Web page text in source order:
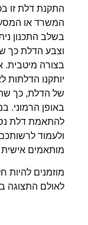
התקנת דלת זו בכל
המשרד או המסעדה
בשלב התכנון ניתן
וצבע הדלת כך
בצורה מיטבית. אך
יותקנו הדלתות
של הדלת, כך שהדלת
באופן הרמוני.
להתאמת דלת נסתרת
ולעמוד לרשותכם
מותאמים אישית לכם.
מוזמנים להיות חלק
לאולם התצוגה ברחוב יוחנן